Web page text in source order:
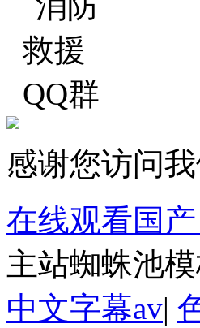
感谢您访问
在线观看国
主站蜘蛛池模
中文字幕av|